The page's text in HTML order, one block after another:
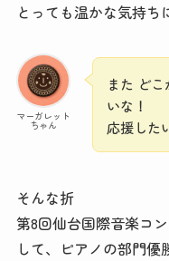
とっても温かな気持ち
マーガレット
ちゃん
また ど
いな！
応援した
そんな折
第8回仙台国際音楽コ
して、ピアノの部門優